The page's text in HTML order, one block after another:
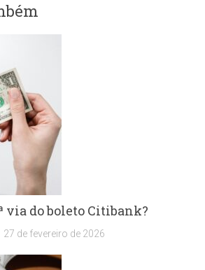
via do boleto Citibank?
27 de fevereiro de 2026